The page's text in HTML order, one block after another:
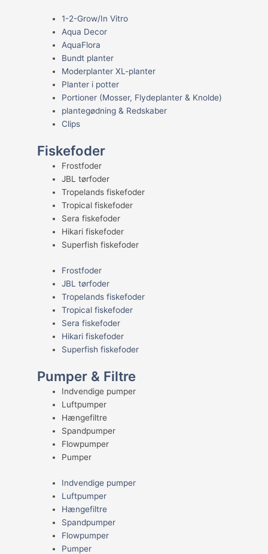
1-2-Grow/In Vitro
Aqua Decor
AquaFlora
Bundt planter
Moderplanter XL-planter
Planter i potter
Portioner (Mosser, Flydeplanter & Knolde)
plantegødning & Redskaber
Clips
Fiskefoder
Frostfoder
JBL tørfoder
Tropelands fiskefoder
Tropical fiskefoder
Sera fiskefoder
Hikari fiskefoder
Superfish fiskefoder
Frostfoder
JBL tørfoder
Tropelands fiskefoder
Tropical fiskefoder
Sera fiskefoder
Hikari fiskefoder
Superfish fiskefoder
Pumper & Filtre
Indvendige pumper
Luftpumper
Hængefiltre
Spandpumper
Flowpumper
Pumper
Indvendige pumper
Luftpumper
Hængefiltre
Spandpumper
Flowpumper
Pumper